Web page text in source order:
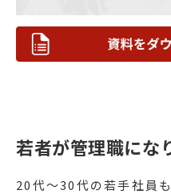
若者が管理職にな
20代～30代の若手社員